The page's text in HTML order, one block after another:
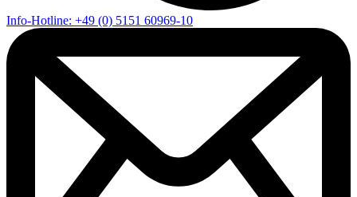
Info-Hotline: +49 (0) 5151 60969-10